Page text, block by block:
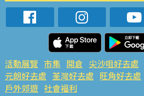
活動展覽 市集 開倉 尖沙咀好去處
元朗好去處 荃灣好去處 旺角好去處
戶外郊遊 社會福利